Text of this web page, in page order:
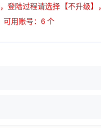
登陆过程请选择【不升级】，
可用账号：6 个